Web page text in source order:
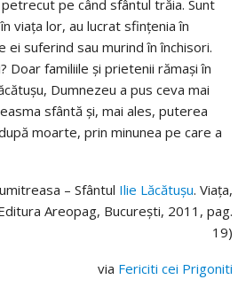
pe când sfântul trăia. Sunt
viaţa lor, au lucrat sfinţenia în
ei suferind sau murind în închisori.
Doar familiile şi prietenii rămaşi în
Dumnezeu a pus ceva mai
sfântă şi, mai ales, puterea
moarte, prin minunea pe care a
– Sfântul Ilie Lăcătușu. Viața,
Areopag, București, 2011, pag.
19)
via Fericiti cei Prigoniti